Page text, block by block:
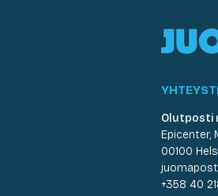
Olutposti
Epicenter,
00100
+358 40